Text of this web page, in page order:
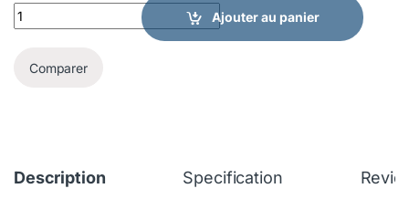
OPALESCENCE GO quantity
Ajouter au panier
Comparer
Description Specification